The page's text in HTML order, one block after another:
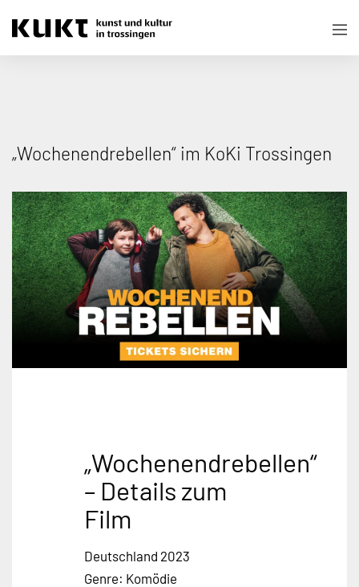
„Wochenendrebellen“ im KoKi Trossingen
„Wochenendrebellen“
– Details zum
Film
Deutschland 2023
Genre: Komödie